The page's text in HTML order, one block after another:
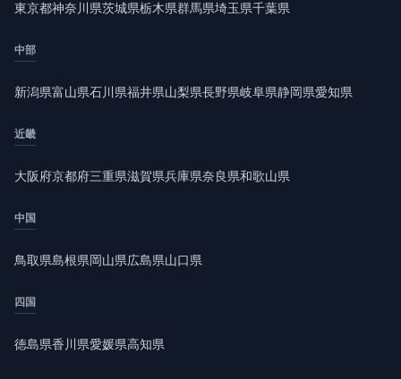
東京都神奈川県茨城県栃木県群馬県埼玉県千葉県
中部
新潟県富山県石川県福井県山梨県長野県岐阜県静岡県愛知県
近畿
大阪府京都府三重県滋賀県兵庫県奈良県和歌山県
中国
鳥取県島根県岡山県広島県山口県
四国
徳島県香川県愛媛県高知県